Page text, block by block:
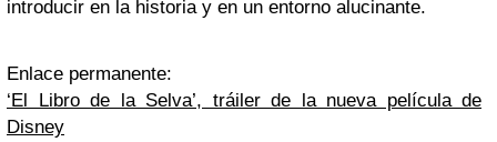
introducir en la historia y en un entorno alucinante.
Enlace permanente:
‘El Libro de la Selva’, tráiler de la nueva película de
Disney